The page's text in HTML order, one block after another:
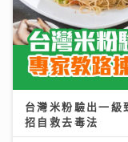
台灣米粉驗出一
招自救去毒法